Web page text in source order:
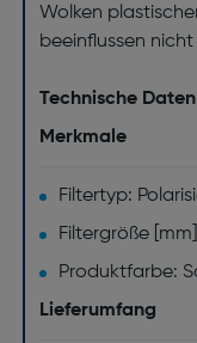
Wolken
beeinflussen
Technische Daten
Merkmale
Filtertyp:
Filtergröße
Produktfarbe:
Lieferumfang